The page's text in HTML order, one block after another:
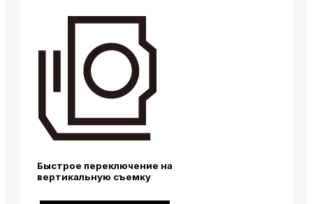
Быстрое переключение на
вертикальную съемку